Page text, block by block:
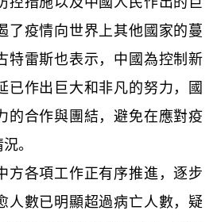
了疫情向世界上其他國家的蔓
特雷斯也表示，中國為控制新
已作出巨大和非凡的努力，國
的合作與團結，避免在應對疫
。
各項工作正有序推進，逐步
人數已明顯超過病亡人數，疑